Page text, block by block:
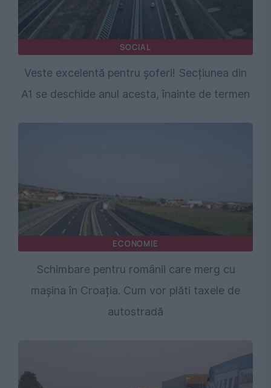
SOCIAL
Veste excelentă pentru șoferi! Secțiunea din
A1 se deschide anul acesta, înainte de termen
ECONOMIE
Schimbare pentru românii care merg cu
mașina în Croația. Cum vor plăti taxele de
autostradă